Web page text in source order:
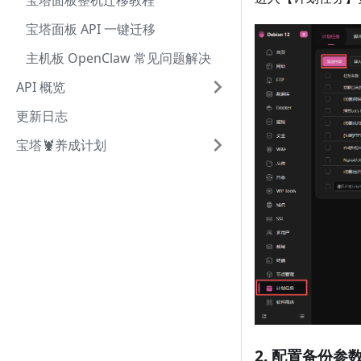
宝塔面板 API 一键迁移
主机板 OpenClaw 常见问题解决
API 概览
更新日志
宝塔🦞养成计划
2. 配置备份参